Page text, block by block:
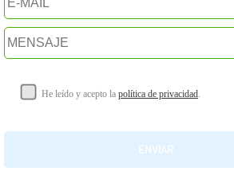
He leído y acepto la política de privacidad.